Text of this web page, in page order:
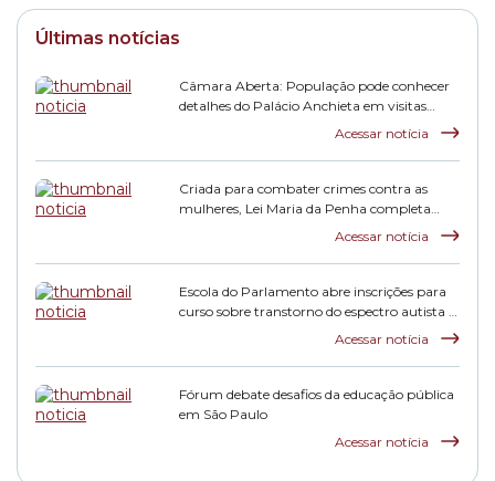
Últimas notícias
Câmara Aberta: População pode conhecer
detalhes do Palácio Anchieta em visitas
Acessar notícia
Criada para combater crimes contra as
mulheres, Lei Maria da Penha completa
Acessar notícia
Escola do Parlamento abre inscrições para
curso sobre transtorno do espectro autista e
Acessar notícia
Fórum debate desafios da educação pública
em São Paulo
Acessar notícia